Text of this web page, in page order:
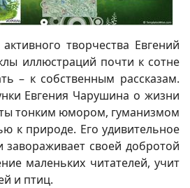
творчества Евгений
иллюстраций почти к сотне
– к собственным рассказам.
Евгения Чарушина о жизни
тонким юмором, гуманизмом
к природе. Его удивительное
завораживает своей добротой
маленьких читателей, учит
и птиц.